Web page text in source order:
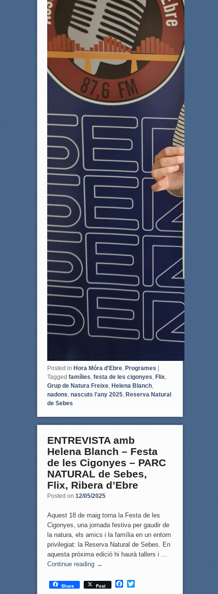
Posted in Hora Móra d'Ebre, Programes
Tagged famílies, festa de les cigonyes, Flix,
Grup de Natura Freixe, Helena Blanch,
nadons, nascuts l'any 2025, Reserva Natural
de Sebes
ENTREVISTA amb
Helena Blanch – Festa
de les Cigonyes – PARC
NATURAL de Sebes,
Flix, Ribera d’Ebre
Posted on 12/05/2025
Aquest 18 de maig torna la Festa de les
Cigonyes, una jornada festiva per gaudir de
la natura, els amics i la família en un entorn
privilegiat: la Reserva Natural de Sebes. En
aquesta pròxima edició hi haurà tallers i …
Continue reading →
Share Post
F
T